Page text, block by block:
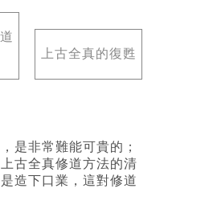
上古全真的復甦
是非常難能可貴的；
古全真修道方法的清
造下口業，這對修道